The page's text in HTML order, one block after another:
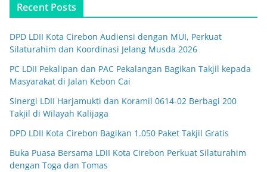
Recent Posts
DPD LDII Kota Cirebon Audiensi dengan MUI, Perkuat
Silaturahim dan Koordinasi Jelang Musda 2026
PC LDII Pekalipan dan PAC Pekalangan Bagikan Takjil kepada
Masyarakat di Jalan Kebon Cai
Sinergi LDII Harjamukti dan Koramil 0614-02 Berbagi 200
Takjil di Wilayah Kalijaga
DPD LDII Kota Cirebon Bagikan 1.050 Paket Takjil Gratis
Buka Puasa Bersama LDII Kota Cirebon Perkuat Silaturahim
dengan Toga dan Tomas